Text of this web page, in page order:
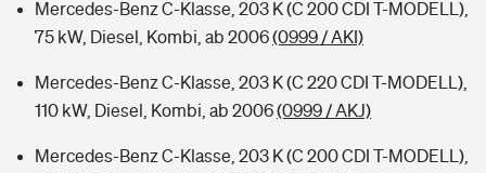
Mercedes-Benz C-Klasse, 203 K (C 200 CDI T-MODELL),
75 kW, Diesel, Kombi, ab 2006(0999 / AKI)
Mercedes-Benz C-Klasse, 203 K (C 220 CDI T-MODELL),
110 kW, Diesel, Kombi, ab 2006(0999 / AKJ)
Mercedes-Benz C-Klasse, 203 K (C 200 CDI T-MODELL),